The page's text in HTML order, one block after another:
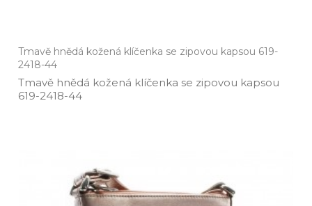
Tmavě hnědá kožená klíčenka se zipovou kapsou 619-
2418-44
Tmavě hnědá kožená klíčenka se zipovou kapsou
619­-2418­-44